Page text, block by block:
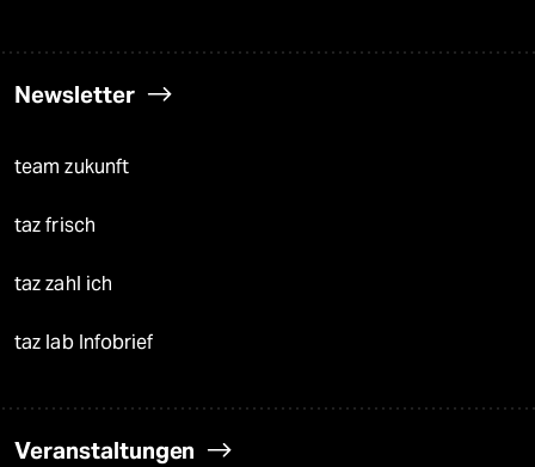
Newsletter
team zukunft
taz frisch
taz zahl ich
taz lab Infobrief
Veranstaltungen